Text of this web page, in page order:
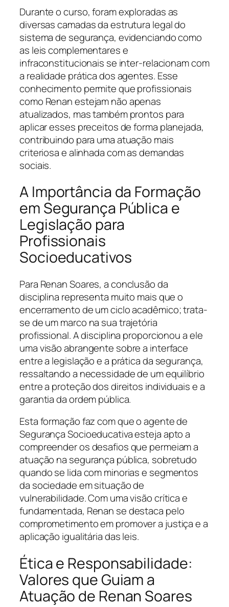
Durante o curso, foram exploradas as
diversas camadas da estrutura legal do
sistema de segurança, evidenciando como
as leis complementares e
infraconstitucionais se inter-relacionam com
a realidade prática dos agentes. Esse
conhecimento permite que profissionais
como Renan estejam não apenas
atualizados, mas também prontos para
aplicar esses preceitos de forma planejada,
contribuindo para uma atuação mais
criteriosa e alinhada com as demandas
sociais.
A Importância da Formação
em Segurança Pública e
Legislação para
Profissionais
Socioeducativos
Para Renan Soares, a conclusão da
disciplina representa muito mais que o
encerramento de um ciclo acadêmico; trata-
se de um marco na sua trajetória
profissional. A disciplina proporcionou a ele
uma visão abrangente sobre a interface
entre a legislação e a prática da segurança,
ressaltando a necessidade de um equilíbrio
entre a proteção dos direitos individuais e a
garantia da ordem pública.
Esta formação faz com que o agente de
Segurança Socioeducativa esteja apto a
compreender os desafios que permeiam a
atuação na segurança pública, sobretudo
quando se lida com minorias e segmentos
da sociedade em situação de
vulnerabilidade. Com uma visão crítica e
fundamentada, Renan se destaca pelo
comprometimento em promover a justiça e a
aplicação igualitária das leis.
Ética e Responsabilidade:
Valores que Guiam a
Atuação de Renan Soares